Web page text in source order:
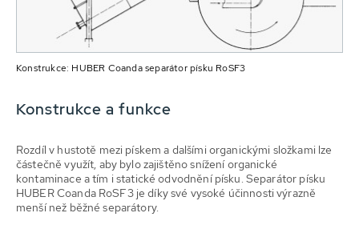
Konstrukce: HUBER Coanda separátor písku RoSF3
Konstrukce a funkce
Rozdíl v hustotě mezi pískem a dalšími organickými složkami lze
částečně využít, aby bylo zajištěno snížení organické
kontaminace a tím i statické odvodnění písku. Separátor písku
HUBER Coanda RoSF3 je díky své vysoké účinnosti výrazně
menší než běžné separátory.